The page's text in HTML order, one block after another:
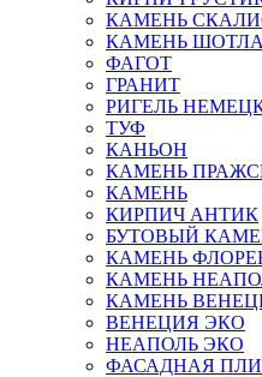
КАМЕНЬ
КАМЕНЬ
ФАГОТ
ГРАНИТ
РИГЕЛЬ
ТУФ
КАНЬОН
КАМЕНЬ
КАМЕНЬ
КИРПИЧ АНТИК
БУТОВЫЙ
КАМЕНЬ
КАМЕНЬ
КАМЕНЬ
ВЕНЕЦИЯ ЭКО
НЕАПОЛЬ ЭКО
ФАСАДНАЯ